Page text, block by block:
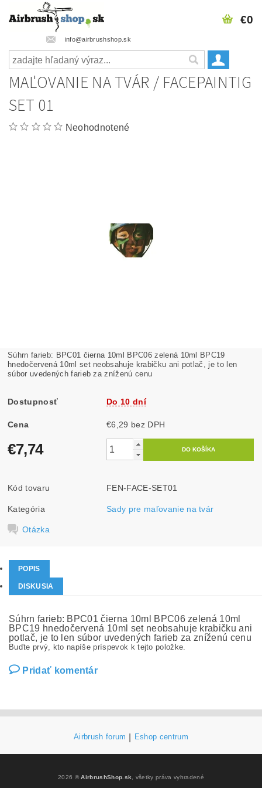
info@airbrushshop.sk
€0
MAĽOVANIE NA TVÁR / FACEPAINTIG
SET 01
Neohodnotené
Súhrn farieb: BPC01 čierna 10ml BPC06 zelená 10ml BPC19
hnedočervená 10ml set neobsahuje krabičku ani potlač, je to len
súbor uvedených farieb za zníženú cenu
Dostupnosť Do 10 dní
Cena €6,29 bez DPH
€7,74
Kód tovaru FEN-FACE-SET01
Kategória Sady pre maľovanie na tvár
Otázka
POPIS
DISKUSIA
Súhrn farieb: BPC01 čierna 10ml BPC06 zelená 10ml
BPC19 hnedočervená 10ml set neobsahuje krabičku ani
potlač, je to len súbor uvedených farieb za zníženú cenu
Buďte prvý, kto napíše príspevok k tejto položke.
Pridať komentár
Airbrush forum Eshop centrum
2026 ©AirbrushShop.sk , všetky práva vyhradené